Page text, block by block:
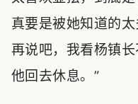
真要是被她知道的
再说吧，我看杨镇
他回去休息。”